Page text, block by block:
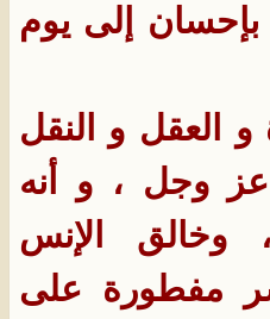
إلى يوم
العقل و النقل
وجل ، و أنه
وخالق الإنس
مفطورة على